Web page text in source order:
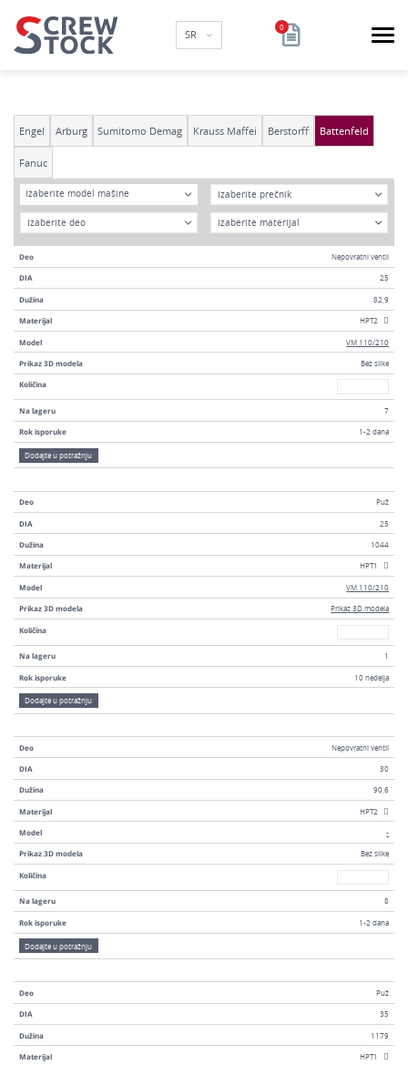
SR
Engel Arburg Sumitomo Demag Krauss Maffei Berstorff Battenfeld
Fanuc
Model
Izaberite model mašine
DIA
Godina
Materijal
Deo Nepovratni ventil
DIA 25
Dužina 82,9
Materijal HPT2
Model VM 110/210
Prikaz 3D modela Bez slike
Količina
Na lageru 7
Rok isporuke 1-2 dana
Dodajte u potražnju
Deo Puž
DIA 25
Dužina 1044
Materijal HPT1
Model VM 110/210
Prikaz 3D modela Prikaz 3D modela
Količina
Na lageru 1
Rok isporuke 10 nedelja
Dodajte u potražnju
Deo Nepovratni ventil
DIA 30
Dužina 90,6
Materijal HPT2
Model -
Prikaz 3D modela Bez slike
Količina
Na lageru 8
Rok isporuke 1-2 dana
Dodajte u potražnju
Deo Puž
DIA 35
Dužina 1179
Materijal HPT1